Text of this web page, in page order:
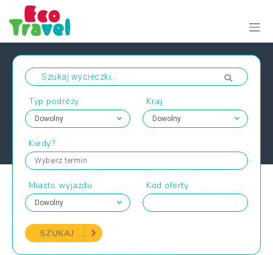
Typ podróży Kraj
Kiedy?
Wybierz termin
Miasto wyjazdu Kod oferty
SZUKAJ